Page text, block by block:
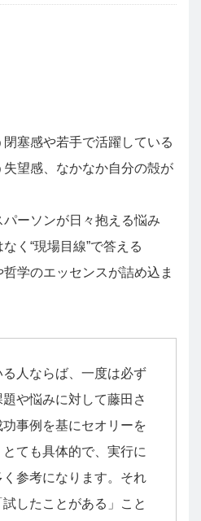
閉塞感や若手で活躍している
失望感、なかなか自分の殻が
ーソンが日々抱える悩み
く“現場目線”で答える
学のエッセンスが詰め込ま
人ならば、一度は必ず
や悩みに対して藤田さ
事例を基にセオリーを
ても具体的で、実行に
参考になります。それ
したことがある」こと